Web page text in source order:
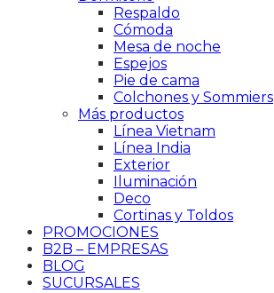
Respaldo
Cómoda
Mesa de noche
Espejos
Pie de cama
Colchones y Sommiers
Más productos
Línea Vietnam
Línea India
Exterior
Iluminación
Deco
Cortinas y Toldos
PROMOCIONES
B2B – EMPRESAS
BLOG
SUCURSALES